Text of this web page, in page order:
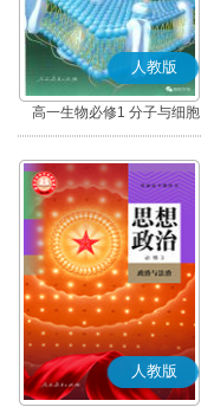
人教版
高一生物必修1 分子与细胞
人教版